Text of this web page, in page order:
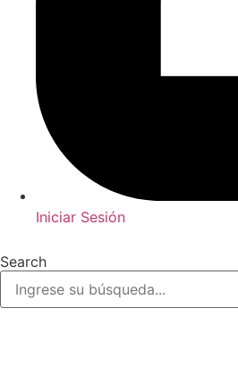
Iniciar Sesión
Search